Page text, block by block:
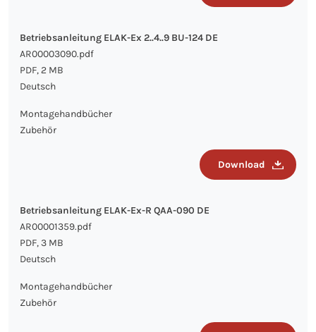
Betriebsanleitung ELAK-Ex 2..4..9 BU-124 DE
AR00003090.pdf
PDF, 2 MB
Deutsch
Montagehandbücher
Zubehör
Download
Betriebsanleitung ELAK-Ex-R QAA-090 DE
AR00001359.pdf
PDF, 3 MB
Deutsch
Montagehandbücher
Zubehör